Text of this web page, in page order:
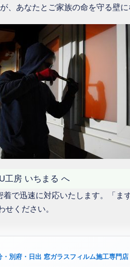
、あなたとご家族の命を守る壁に
工房 いちまる へ
で迅速に対応いたします。「ま
せください。
・別府・日出 窓ガラスフィルム施工専門店